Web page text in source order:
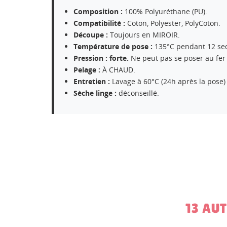
Composition : 100% Polyuréthane (PU).
Compatibilité : Coton, Polyester, PolyCoton.
Découpe : Toujours en MIROIR.
Température de pose : 135°C pendant 12
Pression : forte. Ne peut pas se poser au fer
Pelage : À CHAUD.
Entretien : Lavage à 60°C (24h après la pose)
Sèche linge : déconseillé.
13